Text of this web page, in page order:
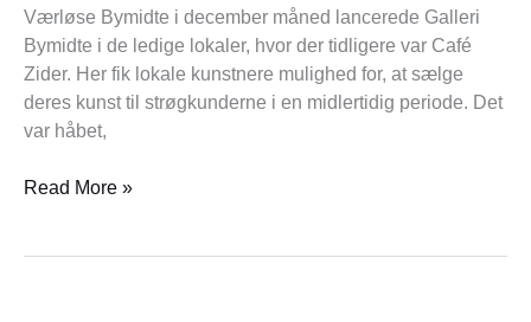
Værløse Bymidte i december måned lancerede Galleri
Bymidte i de ledige lokaler, hvor der tidligere var Café
Zider. Her fik lokale kunstnere mulighed for, at sælge
deres kunst til strøgkunderne i en midlertidig periode. Det
var håbet,
Read More »